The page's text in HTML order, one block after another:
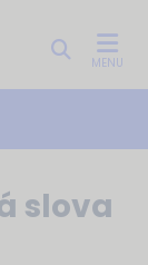
MENU
slova